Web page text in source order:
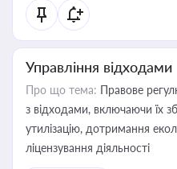
статусу суб'єктів оціночної
Управління відходами
Про що тема: Правове
з відходами, включаючи їх
утилізацію, дотримання
ліцензування діяльності